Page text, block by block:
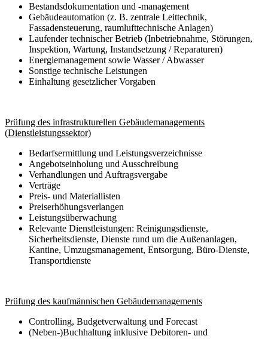
Bestandsdokumentation und -management
Gebäudeautomation (z. B. zentrale Leittechnik,
Fassadensteuerung, raumlufttechnische Anlagen)
Laufender technischer Betrieb (Inbetriebnahme, Störungen,
Inspektion, Wartung, Instandsetzung / Reparaturen)
Energiemanagement sowie Wasser / Abwasser
Sonstige technische Leistungen
Einhaltung gesetzlicher Vorgaben
Prüfung des infrastrukturellen Gebäudemanagements
(Dienstleistungssektor)
Bedarfsermittlung und Leistungsverzeichnisse
Angebotseinholung und Ausschreibung
Verhandlungen und Auftragsvergabe
Verträge
Preis- und Materiallisten
Preiserhöhungsverlangen
Leistungsüberwachung
Relevante Dienstleistungen: Reinigungsdienste,
Sicherheitsdienste, Dienste rund um die Außenanlagen,
Kantine, Umzugsmanagement, Entsorgung, Büro-Dienste,
Transportdienste
Prüfung des kaufmännischen Gebäudemanagements
Controlling, Budgetverwaltung und Forecast
(Neben-)Buchhaltung inklusive Debitoren- und